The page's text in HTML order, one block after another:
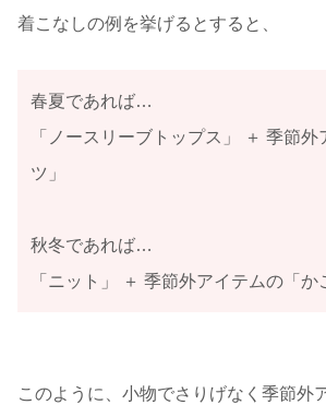
着こなしの例を挙げるとすると、
春夏であれば…
「ノースリーブトップス」 ＋ 季節
ツ」
秋冬であれば…
「ニット」 ＋ 季節外アイテムの「か
このように、小物でさりげなく季節外